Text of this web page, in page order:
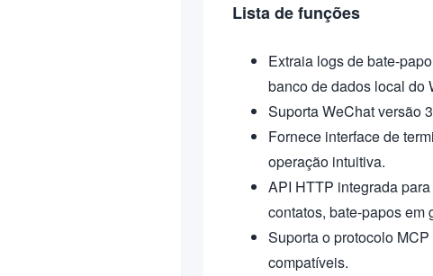
Lista de funções
Extraia logs de bate-
banco de dados local do
Suporta WeChat versão
Fornece interface de
operação intuitiva.
API HTTP integrada
contatos, bate-papos em
Suporta o protocolo
compatíveis.